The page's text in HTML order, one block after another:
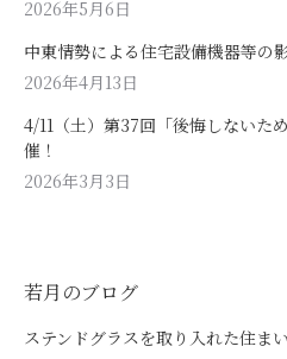
2026年5月6日
中東情勢による住宅設備機器等の
2026年4月13日
4/11（土）第37回「後悔しないた
催！
2026年3月3日
若月のブログ
ステンドグラスを取り入れた住ま